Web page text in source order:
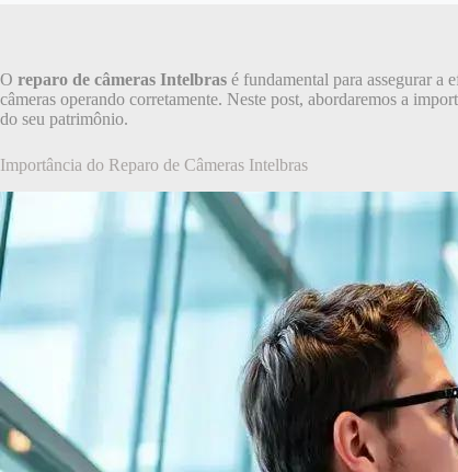
O reparo de câmeras Intelbras é fundamental para assegurar a
câmeras operando corretamente. Neste post, abordaremos a
do seu patrimônio.
Importância do Reparo de Câmeras Intelbras